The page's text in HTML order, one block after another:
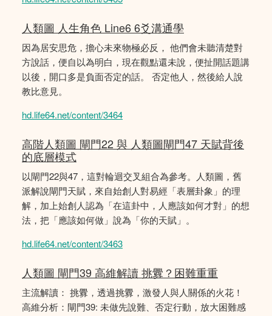
人類圖 人生角色 Line6 6爻溝通學
因為居安思危，擔心未來物極必反， 他們會未聽清楚對
方說話，便自以為明白，現在觀點還未說，便扯開話題講
以後，開口多是負面否定的話。 否定他人，然後給人說
教比意見。
hd.life64.net/content/3464
高階人類圖 閘門22 與 人類圖閘門47 天賦背後
的底層模式
以閘門22與47，這對輪迴交叉組合為參考。人類圖，舊
派解說閘門天賦，來自始創人對易經「表層卦象」的理
解，加上始創人認為「在這卦中，人應該如何才對」的想
法，把「應該如何做」說為「你的天賦」。
hd.life64.net/content/3463
人類圖 閘門39 高維解讀 挑釁？困難重重
主流解讀： 挑釁，透過挑釁，激發人與人關係的火花！
高維分析：閘門39: 未做先說難、否定行動，放大困難感